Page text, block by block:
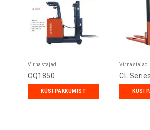
Virnastajad
CQ1850
KÜSI PAKKUMIST
Virnastajad
CL
KÜSI